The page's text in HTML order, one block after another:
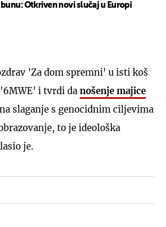
Otkriven novi slučaj u Europi
'Za dom spremni' u isti koš
i tvrdi da nošenje majice
slaganje s genocidnim ciljevima
to je ideološka
je.